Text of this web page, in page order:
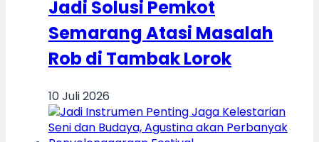
Jadi Solusi Pemkot
Semarang Atasi Masalah
Rob di Tambak Lorok
10 Juli 2026